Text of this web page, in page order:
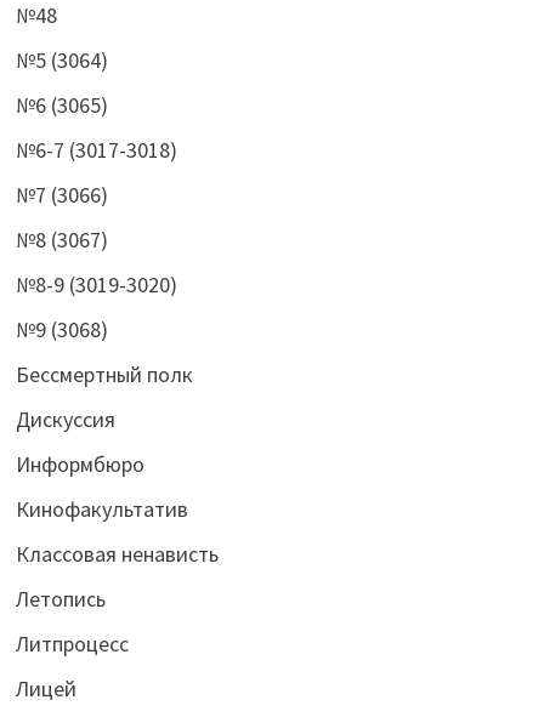
№48
№5 (3064)
№6 (3065)
№6-7 (3017-3018)
№7 (3066)
№8 (3067)
№8-9 (3019-3020)
№9 (3068)
Бессмертный полк
Дискуссия
Информбюро
Кинофакультатив
Классовая ненависть
Летопись
Литпроцесс
Лицей